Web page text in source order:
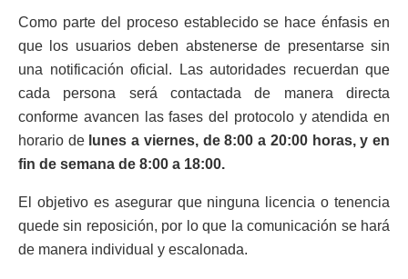
Como parte del proceso establecido se hace énfasis en
que los usuarios deben abstenerse de presentarse sin
una notificación oficial. Las autoridades recuerdan que
cada persona será contactada de manera directa
conforme avancen las fases del protocolo y atendida en
horario de lunes a viernes, de 8:00 a 20:00 horas, y en
fin de semana de 8:00 a 18:00.
El objetivo es asegurar que ninguna licencia o tenencia
quede sin reposición, por lo que la comunicación se hará
de manera individual y escalonada.